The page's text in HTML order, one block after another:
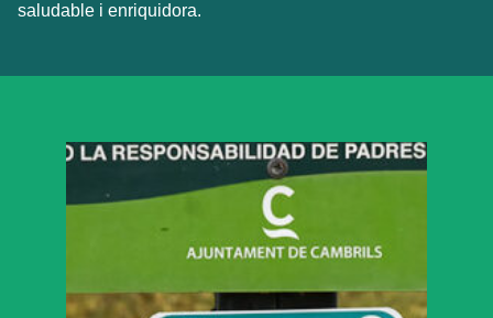
saludable i enriquidora.